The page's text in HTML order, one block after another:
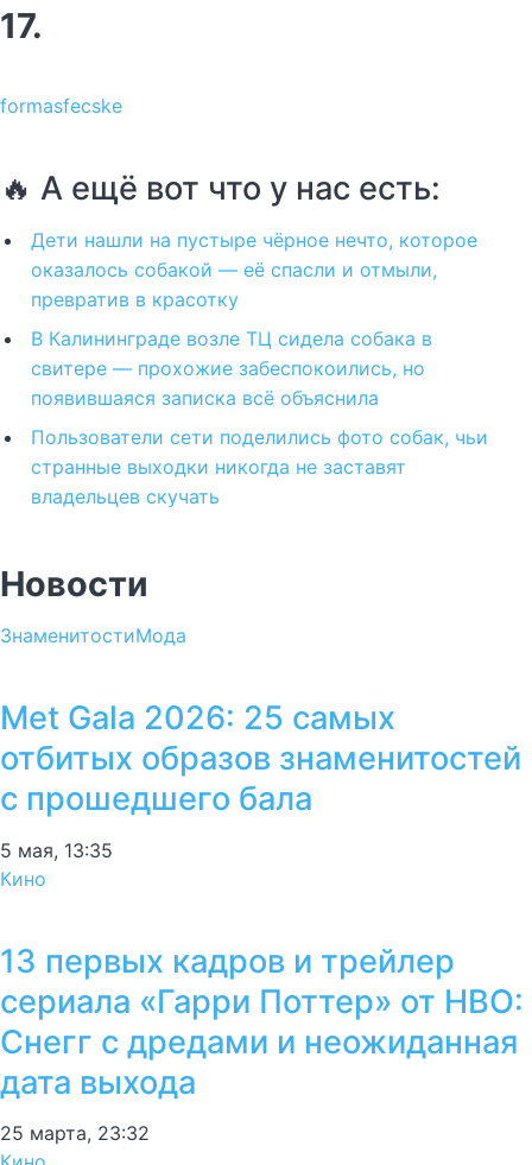
17.
formasfecske
🔥 А ещё вот что у нас есть:
Дети нашли на пустыре чёрное нечто, которое
оказалось собакой — её спасли и отмыли,
превратив в красотку
В Калининграде возле ТЦ сидела собака в
свитере — прохожие забеспокоились, но
появившаяся записка всё объяснила
Пользователи сети поделились фото собак, чьи
странные выходки никогда не заставят
владельцев скучать
Новости
ЗнаменитостиМода
Met Gala 2026: 25 самых
отбитых образов знаменитостей
с прошедшего бала
5 мая, 13:35
Кино
13 первых кадров и трейлер
сериала «Гарри Поттер» от HBO:
Снегг с дредами и неожиданная
дата выхода
25 марта, 23:32